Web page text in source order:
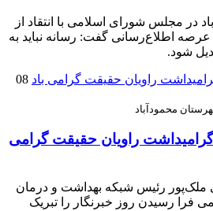
در مجلس شورای اسلامی با انتقاد از
اطلاع‌رسانی گفت: رسانه نباید به
شود.
08
محمودآباد
گرامیداشت راویان حقیقت گرامی
ملک‌پور رئیس شبکه بهداشت و درمان
فرا رسیدن روز خبرنگار را تبریک